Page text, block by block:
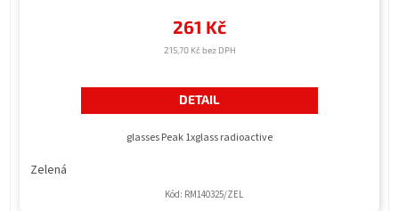
215,70 Kč bez DPH
261 Kč
DETAIL
glasses Peak 1xglass radioactive
Zelená
Kód: RM140325/ZEL